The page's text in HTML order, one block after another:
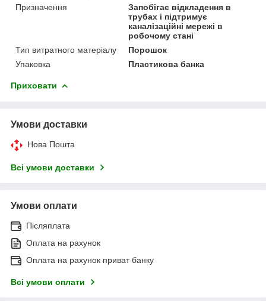
Призначення
Запобігає відкладення в
трубах і підтримує
каналізаційні мережі в
робочому стані
Тип витратного матеріалу
Порошок
Упаковка
Пластикова банка
Приховати
Умови доставки
Нова Пошта
Всі умови доставки
Умови оплати
Післяплата
Оплата на рахунок
Оплата на рахунок приват банку
Всі умови оплати